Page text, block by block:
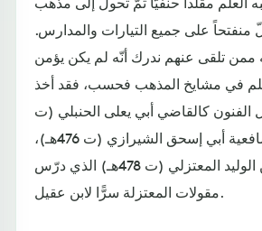
منفتحاً على جميع التيارات والمدارس.
ممن تلقى عنهم ندرك أنّه لم يكن يؤمن
في مشايخ المذهب فحسب، فقد أخذ
كالقاضي أبي يعلى الحنبلي (ت
458هـ)، وشيخ الشافعية أبي إسحق الشيرازي (ت 476هـ)،
وأبي علي ابن الوليد المعتزلي (ت 478هـ) الذي درّس
مقولات المعتزلة سرًّا لابن عقيل.